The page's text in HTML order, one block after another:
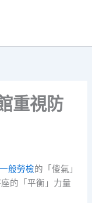
重視防
一般勞檢的「傻氣」
的「平衡」力量